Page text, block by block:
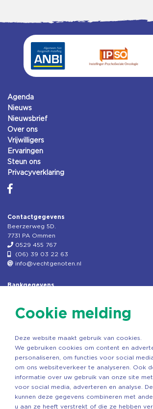
Agenda
Nieuws
Nieuwsbrief
Over ons
Vrijwilligers
Ervaringen
Steun ons
Privacyverklaring
Contactgegevens
Beerzerweg 5D.
7731 PA Ommen
0529 455 767
(06) 39 03 22 63
info@vechtgenoten.nl
Bankgegevens
Rek.nr: NL85RABO0127579230
Copyright ©2026 Vechtgenoten
Cookie melding
Deze website maakt gebruik van cookies.
We gebruiken cookies om content en
personaliseren, om functies voor social
om ons websiteverkeer te analyseren. Ook
informatie over uw gebruik van onze site
voor social media, adverteren en analyse.
kunnen deze gegevens combineren met
u aan ze heeft verstrekt of die ze hebben